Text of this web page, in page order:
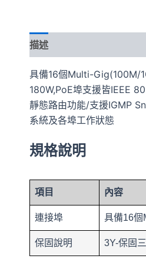
描述
具備16個Multi-Gig(100M/
180W,PoE埠支援皆IEEE
靜態路由功能/支援IGMP
系統及各埠工作狀態
規格說明
項目 內容
連接埠 具備16個
保固說明 3Y-保固